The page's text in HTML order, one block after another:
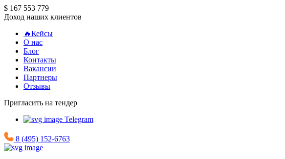
$ 167 553 779
Доход наших клиентов
🔥Кейсы
О нас
Блог
Контакты
Вакансии
Партнеры
Отзывы
Пригласить на тендер
Telegram
8 (495) 152-6763